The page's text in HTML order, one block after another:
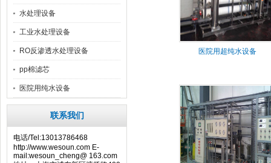
水处理设备
工业水处理设备
RO反渗透水处理设备
pp棉滤芯
医院用纯水设备
联系我们
电话/Tel:13013786468
http://www.wesoun.com E-
mail:wesoun_cheng@ 163.com
医院用超纯水设备